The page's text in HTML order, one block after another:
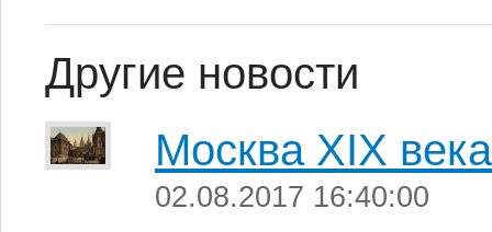
Другие новости
Москва XIX века
02.08.2017 16:40:00